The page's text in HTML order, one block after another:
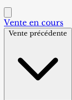
Vente en cours
Vente précédente